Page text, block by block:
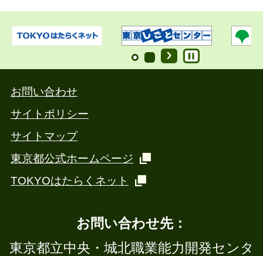
お問い合わせ
サイトポリシー
サイトマップ
東京都公式ホームページ
TOKYOはたらくネット
お問い合わせ先：
東京都立中央・城北職業能力開発センタ